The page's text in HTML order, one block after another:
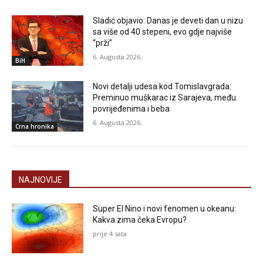
BiH
Sladić objavio: Danas je deveti dan u nizu
sa više od 40 stepeni, evo gdje najviše
“prži”
6. Augusta 2026.
Crna hronika
Novi detalji udesa kod Tomislavgrada:
Preminuo muškarac iz Sarajeva, među
povrijeđenima i beba
6. Augusta 2026.
NAJNOVIJE
Super El Nino i novi fenomen u okeanu:
Kakva zima čeka Evropu?
prije 4 sata